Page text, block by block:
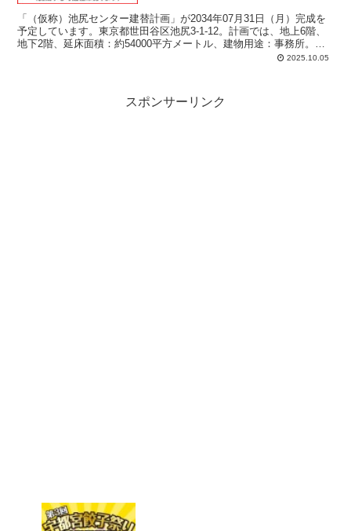
「（仮称）池尻センター建替計画」が2034年07月31日（月）完成を
予定しています。東京都世田谷区池尻3-1-12。計画では、地上6階、
地下2階、延床面積：約54000平方メートル、建物用途：事務所。着
2025.10.05
スポンサーリンク